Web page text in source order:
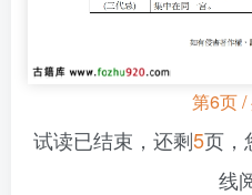
第6页 /
试读已结束，还剩5页，
线